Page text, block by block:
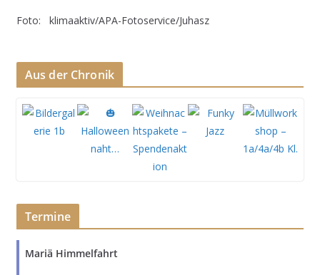
Foto: klimaaktiv/APA-Fotoservice/Juhasz
Aus der Chronik
Termine
Mariä Himmelfahrt